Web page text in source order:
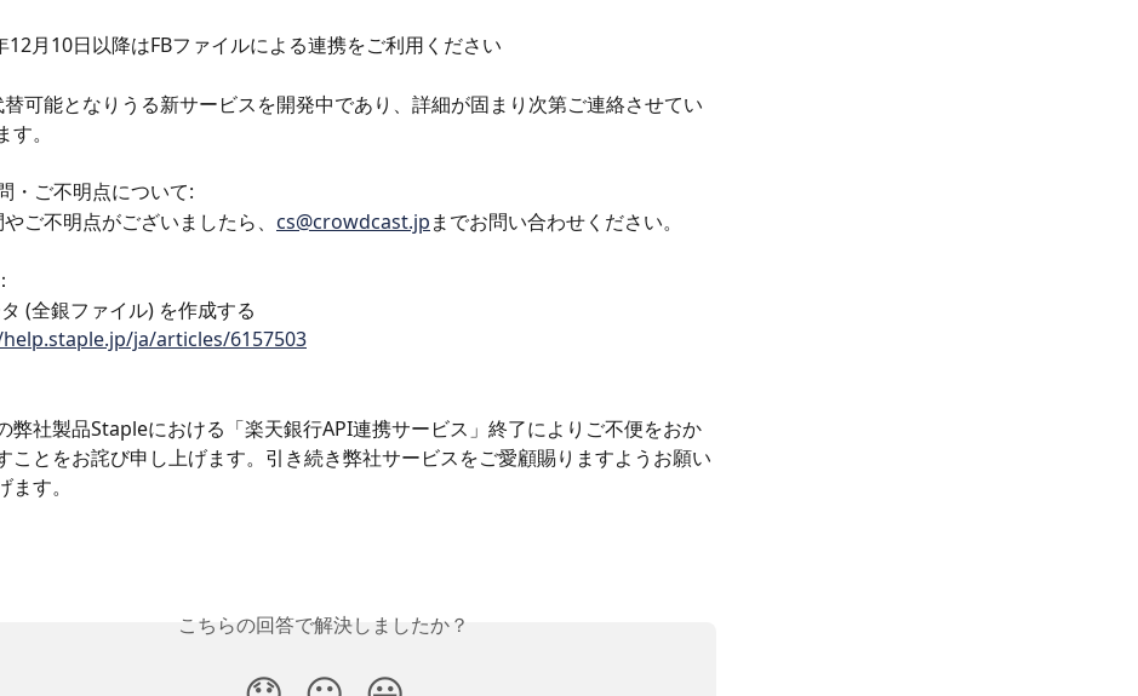
12月10日以降はFBファイルによる連携をご利用ください
可能となりうる新サービスを開発中であり、詳細が固まり次第ご連絡させてい
。
・ご不明点について:
ご不明点がございましたら、 cs@crowdcast.jpまでお問い合わせください。
(全銀ファイル) を作成する
ja/articles/6157503
弊社製品Stapleにおける「楽天銀行API連携サービス」終了によりご不便をおか
ことをお詫び申し上げます。引き続き弊社サービスをご愛顧賜りますようお願い
ます。
こちらの回答で解決しましたか？